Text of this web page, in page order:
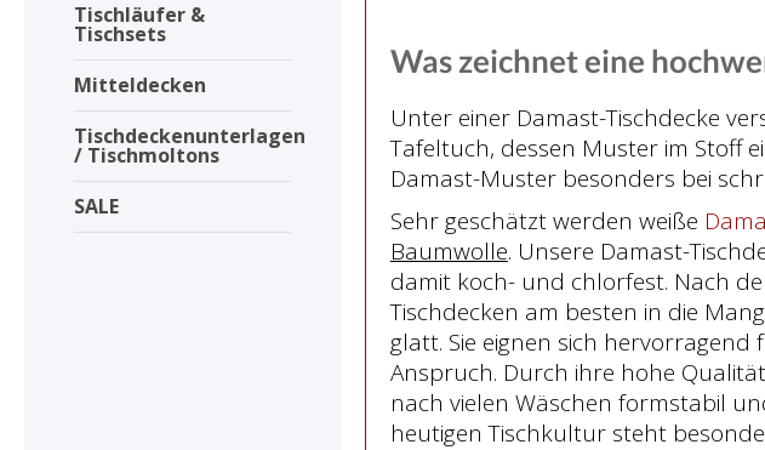
Tischläufer &
Tischsets
Mitteldecken
Tischdeckenunterlagen
/ Tischmoltons
SALE
Was zeichnet eine
Unter einer Damast-Tischdecke
Tafeltuch, dessen Muster im Stoff
Damast-Muster besonders bei
Sehr geschätzt werden weiße
Baumwolle. Unsere Damast-
damit koch- und chlorfest. Nach
Tischdecken am besten in die
glatt. Sie eignen sich
Anspruch. Durch ihre hohe
nach vielen Wäschen formstabil
heutigen Tischkultur steht